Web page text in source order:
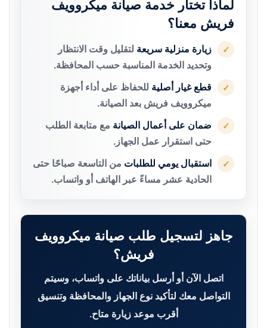
لماذا تختار خدمة صيانة ميكروويف
فريش معنا؟
✓ زيارة منزلية سريعة لتقليل وقت الانتظار
وتحديد الخدمة المناسبة حسب المحافظة.
✓ قطع غيار أصلية للحفاظ على أداء أجهزة
ميكروويف فريش بعد الصيانة.
✓ ضمان على أعمال الصيانة مع متابعة الطلب
حتى استقرار عمل الجهاز.
✓ استقبال يومي للطلبات من التاسعة صباحًا حتى
الحادية عشر مساءً عبر الهاتف أو واتساب.
جاهز لتسجيل طلب صيانة ميكروويف
فريش؟
اتصل الآن أو أرسل بياناتك على واتساب، وسيتم
التواصل معك لتأكيد نوع الجهاز والمحافظة وتنسيق
أقرب موعد زيارة متاح.